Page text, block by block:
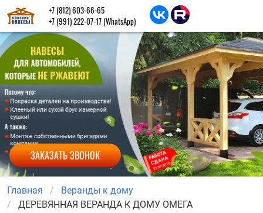
ЗАКАЗАТЬ ЗВОНОК
+7 (812) 603-66-65
+7 (991) 222-07-17 (WhatsApp)
Главная
Веранды к дому
ДЕРЕВЯННАЯ ВЕРАНДА К ДОМУ ОМЕГА